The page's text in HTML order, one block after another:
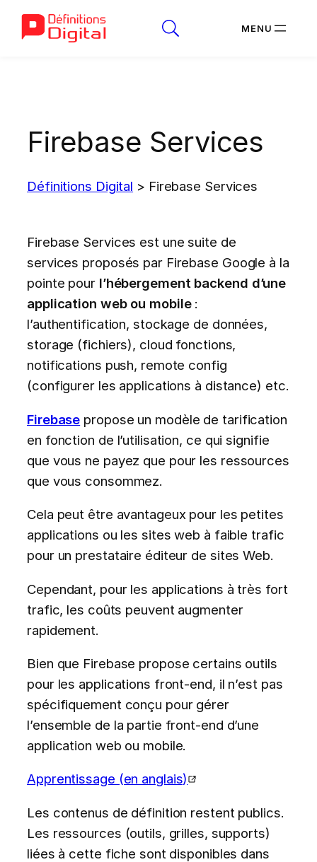
Firebase Services
Définitions Digital > Firebase Services
Firebase Services est une suite de
services proposés par Firebase Google à la
pointe pour l’hébergement backend d’une
application web ou mobile:
l’authentification, stockage de données,
storage (fichiers), cloud fonctions,
notifications push, remote config
(configurer les applications à distance) etc.
Firebase propose un modèle de tarification
en fonction de l’utilisation, ce qui signifie
que vous ne payez que pour les ressources
que vous consommez.
Cela peut être avantageux pour les petites
applications ou les sites web à faible trafic
pour un prestataire éditeur de sites Web.
Cependant, pour les applications à très fort
trafic, les coûts peuvent augmenter
rapidement.
Bien que Firebase propose certains outils
pour les applications front-end, il n’est pas
spécifiquement conçu pour gérer
l’ensemble de la partie front-end d’une
application web ou mobile.
Apprentissage (en anglais)
Les contenus de définition restent publics.
Les ressources (outils, grilles, supports)
liées à cette fiche sont disponibles dans